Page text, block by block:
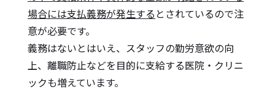
場合には支払義務が発生する とされているので注
意が必要です。
義務はないとはいえ、スタッフの勤労意欲の向
上、離職防止などを目的に支給する医院・クリニ
ックも増えています。